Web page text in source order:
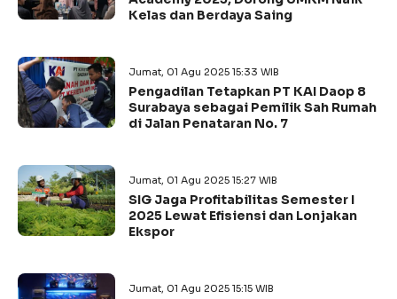
Kelas dan Berdaya Saing
Jumat, 01 Agu 2025 15:33 WIB
Pengadilan Tetapkan PT KAI Daop 8
Surabaya sebagai Pemilik Sah Rumah
di Jalan Penataran No. 7
Jumat, 01 Agu 2025 15:27 WIB
SIG Jaga Profitabilitas Semester I
2025 Lewat Efisiensi dan Lonjakan
Ekspor
Jumat, 01 Agu 2025 15:15 WIB